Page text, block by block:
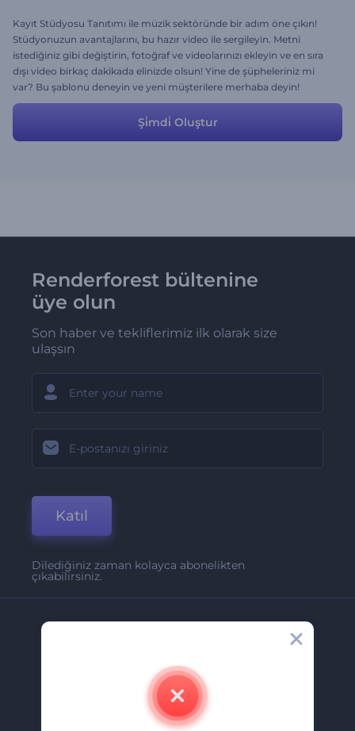
Kayıt Stüdyosu Tanıtımı ile müzik sektöründe bir adım öne çıkın!
Stüdyonuzun avantajlarını, bu hazır video ile sergileyin. Metni
istediğiniz gibi değiştirin, fotoğraf ve videolarınızı ekleyin ve en sıra
dışı video birkaç dakikada elinizde olsun! Yine de şüpheleriniz mi
var? Bu şablonu deneyin ve yeni müşterilere merhaba deyin!
Şi̇mdi̇ Oluştur
Renderforest bültenine
üye olun
Son haber ve tekliflerimiz ilk olarak size
ulaşsın
Katıl
Dilediğiniz zaman kolayca abonelikten
çıkabilirsiniz.
İletişim
Kariyer